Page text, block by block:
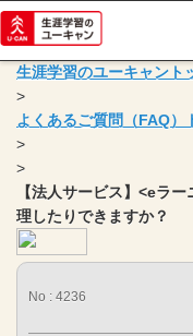
生涯学習のユーキャント
>
よくあるご質問（FAQ）
>
>
【法人サービス】<eラ
理したりできますか？
No : 4236